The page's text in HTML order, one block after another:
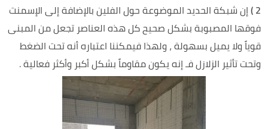
2 ) إن شبكة الحديد الموضوعة حول الفلين بالإضافة إلى الإسمنت
فوقها المصبوبة بشكل صحيح كل هذه العناصر تجعل من المبنى
قوياً ولا يميل بسهولة ، ولهذا فيمكننا اعتباره أنه تحت الضغط
وتحت تأثير الزلازل فـ إنه يكون مقاوماً بشكل أكبر وأكثر فعالية .